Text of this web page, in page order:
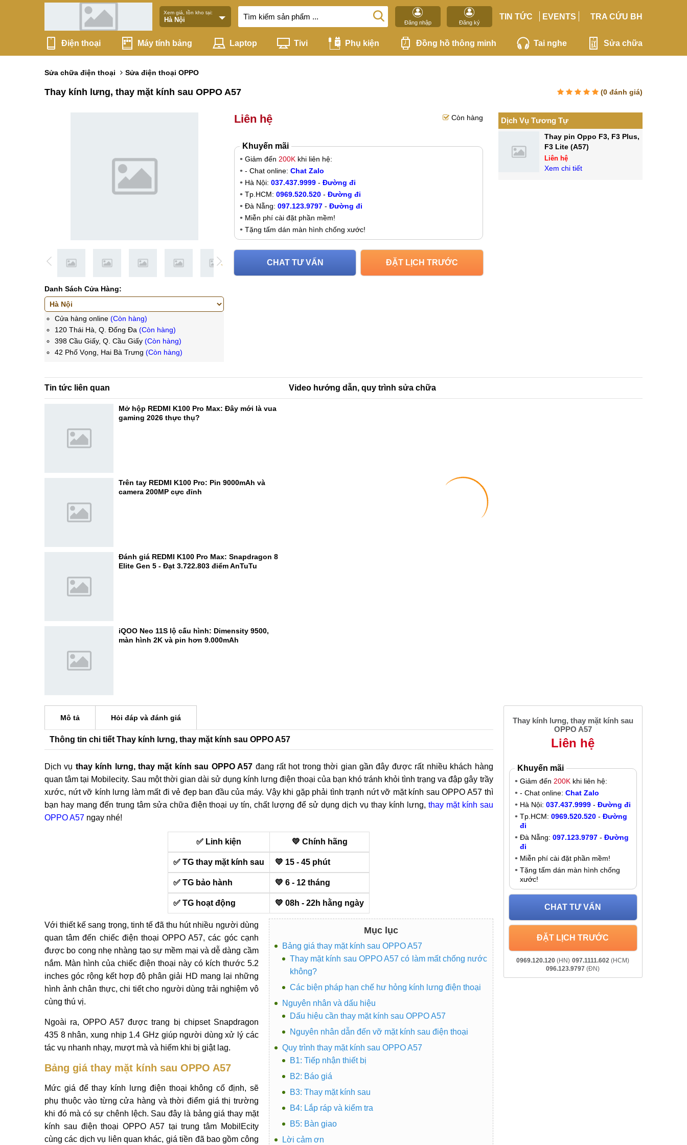
Xem giá, tồn kho tại:
Đăng nhập Đăng ký
TIN TỨC EVENTS TRA CỨU BH
Điện thoại Máy tính bảng Laptop Tivi Phụ kiện Đồng hồ thông minh Tai nghe Sửa chữa
Sửa chữa điện thoại Sửa điện thoại OPPO
Thay kính lưng, thay mặt kính sau OPPO A57 (0 đánh giá)
Danh Sách Cửa Hàng:
Cửa hàng online (Còn hàng)
120 Thái Hà, Q. Đống Đa (Còn hàng)
398 Cầu Giấy, Q. Cầu Giấy (Còn hàng)
42 Phố Vọng, Hai Bà Trưng (Còn hàng)
Liên hệ Còn hàng
Khuyến mãi
Giảm đến 200K khi liên hệ:
- Chat online: Chat Zalo
Hà Nội: 037.437.9999 - Đường đi
Tp.HCM: 0969.520.520 - Đường đi
Đà Nẵng: 097.123.9797 - Đường đi
Miễn phí cài đặt phần mềm!
Tặng tấm dán màn hình chống xước!
CHAT TƯ VẤN ĐẶT LỊCH TRƯỚC
Dịch Vụ Tương Tự
Thay pin Oppo F3, F3 Plus,
F3 Lite (A57)
Liên hệ
Xem chi tiết
Tin tức liên quan
Mở hộp REDMI K100 Pro Max: Đây mới là vua
gaming 2026 thực thụ?
Trên tay REDMI K100 Pro: Pin 9000mAh và
camera 200MP cực đỉnh
Đánh giá REDMI K100 Pro Max: Snapdragon 8
Elite Gen 5 - Đạt 3.722.803 điểm AnTuTu
iQOO Neo 11S lộ cấu hình: Dimensity 9500,
màn hình 2K và pin hơn 9.000mAh
Video hướng dẫn, quy trình sửa chữa
Mô tả Hỏi đáp và đánh giá
Thông tin chi tiết Thay kính lưng, thay mặt kính sau OPPO A57
Dịch vụ thay kính lưng, thay mặt kính sau OPPO A57 đang rất hot trong thời gian gần đây được rất nhiều khách hàng
quan tâm tại Mobilecity. Sau một thời gian dài sử dụng kính lưng điện thoại của bạn khó tránh khỏi tình trạng va đập gây trầy
xước, nứt vỡ kính lưng làm mất đi vẻ đẹp ban đầu của máy. Vậy khi gặp phải tình trạnh nứt vỡ mặt kính sau OPPO A57 thì
bạn hay mang đến trung tâm sửa chữa điện thoại uy tín, chất lượng để sử dụng dịch vụ thay kính lưng, thay mặt kính sau
OPPO A57 ngay nhé!
✅ Linh kiện 💛 Chính hãng
✅ TG thay mặt kính sau 💛 15 - 45 phút
✅ TG bảo hành 💛 6 - 12 tháng
✅ TG hoạt động 💛 08h - 22h hằng ngày
Mục lục
Bảng giá thay mặt kính sau OPPO A57
Thay mặt kính sau OPPO A57 có làm mất chống nước
không?
Các biện pháp hạn chế hư hỏng kính lưng điện thoại
Nguyên nhân và dấu hiệu
Dấu hiệu cần thay mặt kính sau OPPO A57
Nguyên nhân dẫn đến vỡ mặt kính sau điện thoại
Quy trình thay mặt kính sau OPPO A57
B1: Tiếp nhận thiết bị
B2: Báo giá
B3: Thay mặt kính sau
B4: Lắp ráp và kiểm tra
B5: Bàn giao
Lời cảm ơn
Với thiết kế sang trọng, tinh tế đã thu hút nhiều người dùng
quan tâm đến chiếc điện thoại OPPO A57, các góc cạnh
được bo cong nhẹ nhàng tạo sự mềm mại và dễ dàng cầm
nắm. Màn hình của chiếc điện thoại này có kích thước 5.2
inches góc rộng kết hợp độ phân giải HD mang lại những
hình ảnh chân thực, chi tiết cho người dùng trải nghiệm vô
cùng thú vị.
Ngoài ra, OPPO A57 được trang bị chipset Snapdragon
435 8 nhân, xung nhịp 1.4 GHz giúp người dùng xử lý các
tác vụ nhanh nhạy, mượt mà và hiếm khi bị giật lag.
Bảng giá thay mặt kính sau OPPO A57
Mức giá để thay kính lưng điện thoại không cố định, sẽ
phụ thuộc vào từng cửa hàng và thời điểm giá thị trường
khi đó mà có sự chênh lệch. Sau đây là bảng giá thay mặt
kính sau điện thoại OPPO A57 tại trung tâm MobilEcity
cùng các dịch vụ liên quan khác, giá tiền đã bao gồm công
Thay kính lưng, thay mặt kính sau
OPPO A57
Liên hệ
Khuyến mãi
Giảm đến 200Kkhi liên hệ:
- Chat online: Chat Zalo
Hà Nội: 037.437.9999- Đường đi
Tp.HCM: 0969.520.520- Đường
đi
Đà Nẵng: 097.123.9797- Đường
đi
Miễn phí cài đặt phần mềm!
Tặng tấm dán màn hình chống
xước!
CHAT TƯ VẤN
ĐẶT LỊCH TRƯỚC
0969.120.120 (HN) 097.1111.602 (HCM)
096.123.9797 (ĐN)